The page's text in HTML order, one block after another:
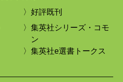
〉好評既刊
〉集英社シリーズ・コモ
ン
〉集英社e選書トークス